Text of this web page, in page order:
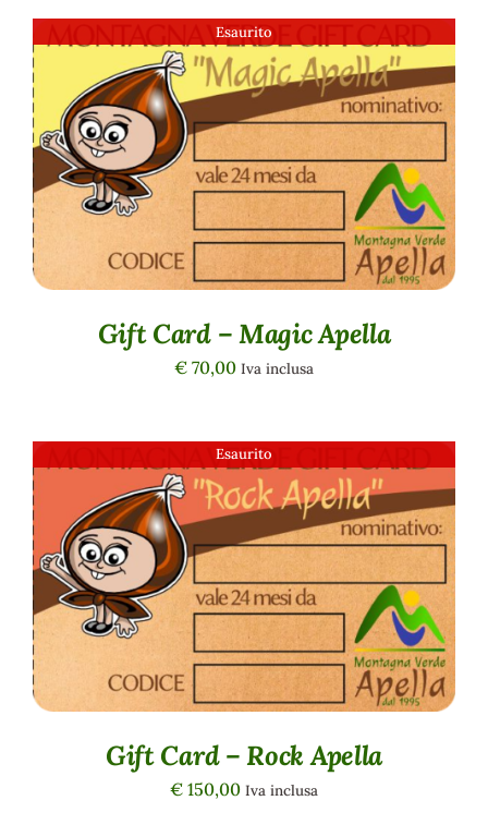
Esaurito
DETTAGLI
Gift Card – Magic Apella
€ 70,00 Iva inclusa
Esaurito
DETTAGLI
Gift Card – Rock Apella
€ 150,00 Iva inclusa